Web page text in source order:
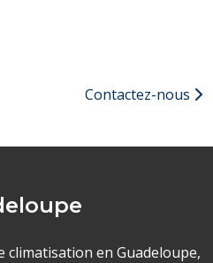
Contactez-nous
climatisation en Guadeloupe,